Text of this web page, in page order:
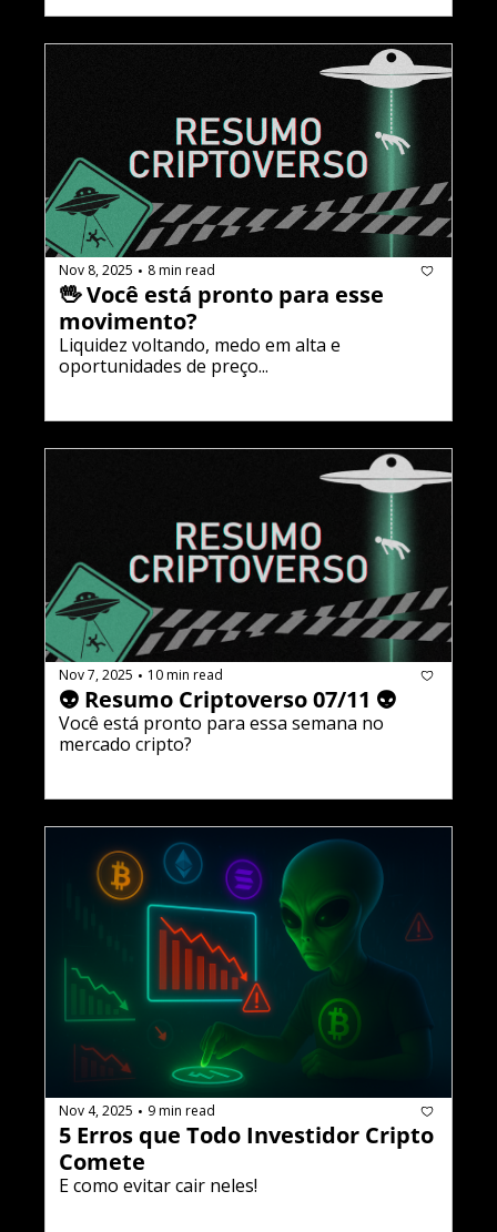
Nov 8, 2025 • 8 min read
🖖 Você está pronto para esse
movimento?
Liquidez voltando, medo em alta e
oportunidades de preço...
Nov 7, 2025 • 10 min read
👽 Resumo Criptoverso 07/11 👽
Você está pronto para essa semana no
mercado cripto?
Nov 4, 2025 • 9 min read
5 Erros que Todo Investidor Cripto
Comete
E como evitar cair neles!